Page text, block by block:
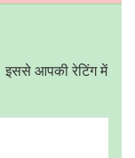
इससे आपकी रेटिंग में